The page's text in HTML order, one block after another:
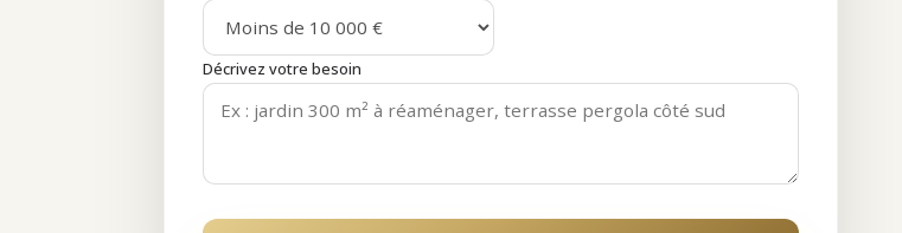
Décrivez votre besoin